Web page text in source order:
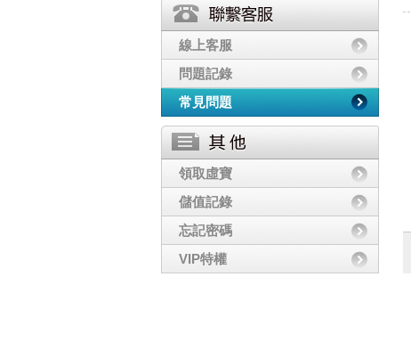
線上客服
問題記錄
常見問題
領取虛寶
儲值記錄
忘記密碼
VIP特權